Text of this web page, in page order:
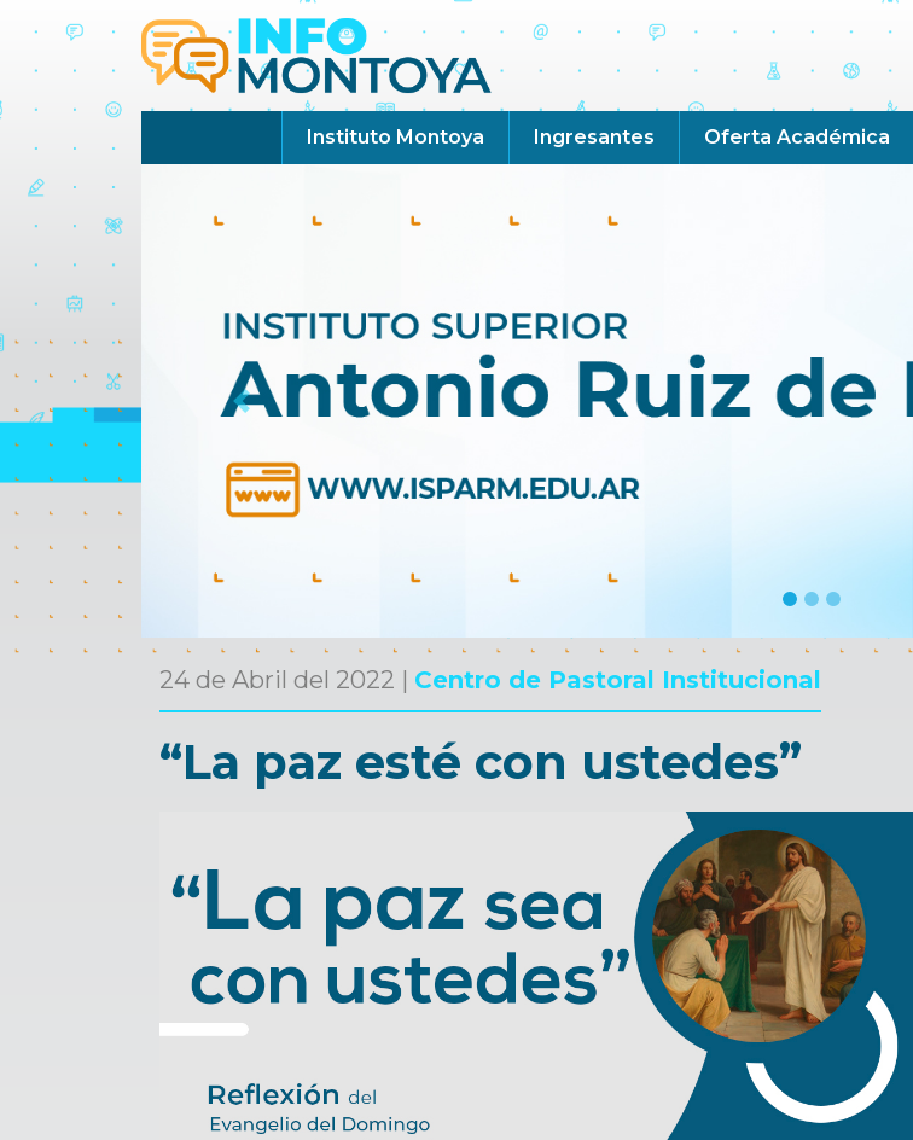
Instituto Montoya Ingresantes Oferta Académica
Previous
24 de Abril del 2022 | Centro de Pastoral Institucional
“La paz esté con ustedes”